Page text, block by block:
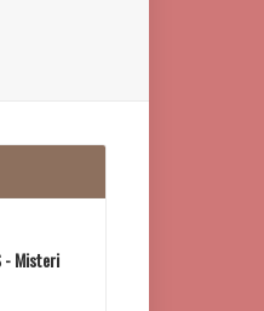
- Misteri